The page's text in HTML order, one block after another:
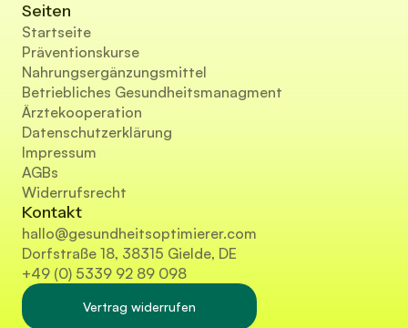
Seiten
Startseite
Präventionskurse
Nahrungsergänzungsmittel
Betriebliches Gesundheitsmanagment
Ärztekooperation
Datenschutzerklärung
Impressum
AGBs
Widerrufsrecht
Kontakt
hallo@gesundheitsoptimierer.com
Dorfstraße 18, 38315 Gielde, DE
+49 (0) 5339 92 89 098
Vertrag widerrufen